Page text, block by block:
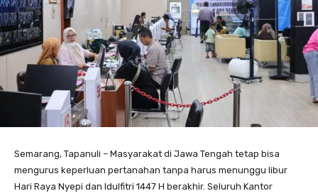
Semarang, Tapanuli – Masyarakat di Jawa Tengah tetap bisa
mengurus keperluan pertanahan tanpa harus menunggu libur
Hari Raya Nyepi dan Idulfitri 1447 H berakhir. Seluruh Kantor